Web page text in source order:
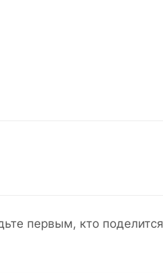
первым, кто